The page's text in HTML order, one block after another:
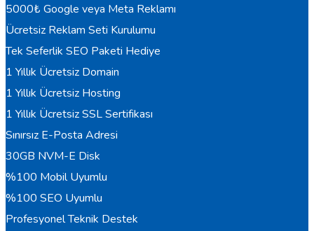
5000₺ Google veya Meta Reklamı
Ücretsiz Reklam Seti Kurulumu
Tek Seferlik SEO Paketi Hediye
1 Yıllık Ücretsiz Domain
1 Yıllık Ücretsiz Hosting
1 Yıllık Ücretsiz SSL Sertifikası
Sınırsız E-Posta Adresi
30GB NVM-E Disk
%100 Mobil Uyumlu
%100 SEO Uyumlu
Profesyonel Teknik Destek